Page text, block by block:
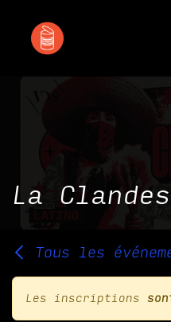
La
Tous les
Les inscriptions